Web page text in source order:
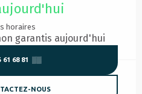
horaires
garantis aujourd'hui
61 68 81 ▒▒
NOUS